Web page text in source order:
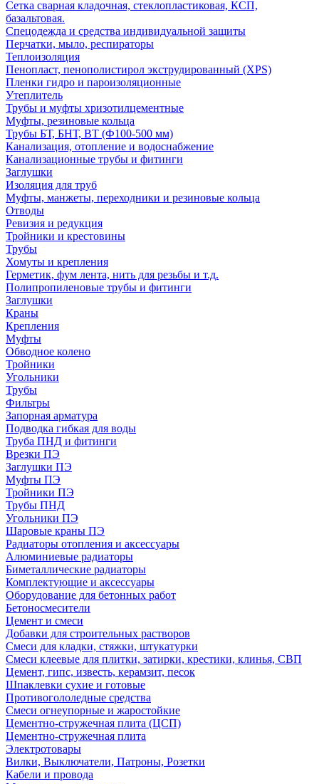
Сетка сварная кладочная, стеклопластиковая, КСП,
базальтовая.
Спецодежда и средства индивидуальной защиты
Перчатки, мыло, респираторы
Теплоизоляция
Пенопласт, пенополистирол экструдированный (XPS)
Пленки гидро и пароизоляционные
Утеплитель
Трубы и муфты хризотилцементные
Муфты, резиновые кольца
Трубы БТ, БНТ, ВТ (Ф100-500 мм)
Канализация, отопление и водоснабжение
Канализационные трубы и фитинги
Заглушки
Изоляция для труб
Муфты, манжеты, переходники и резиновые кольца
Отводы
Ревизия и редукция
Тройники и крестовины
Трубы
Хомуты и крепления
Герметик, фум лента, нить для резьбы и т.д.
Полипропиленовые трубы и фитинги
Заглушки
Краны
Крепления
Муфты
Обводное колено
Тройники
Угольники
Трубы
Фильтры
Запорная арматура
Подводка гибкая для воды
Труба ПНД и фитинги
Врезки ПЭ
Заглушки ПЭ
Муфты ПЭ
Тройники ПЭ
Трубы ПНД
Угольники ПЭ
Шаровые краны ПЭ
Радиаторы отопления и аксессуары
Алюминиевые радиаторы
Биметаллические радиаторы
Комплектующие и аксессуары
Оборудование для бетонных работ
Бетоносмесители
Цемент и смеси
Добавки для строительных растворов
Смеси для кладки, стяжки, штукатурки
Смеси клеевые для плитки, затирки, крестики, клинья, СВП
Цемент, гипс, известь, керамзит, песок
Шпаклевки сухие и готовые
Противогололедные средства
Смеси огнеупорные и жаростойкие
Цементно-стружечная плита (ЦСП)
Цементно-стружечная плита
Электротовары
Вилки, Выключатели, Патроны, Розетки
Кабели и провода